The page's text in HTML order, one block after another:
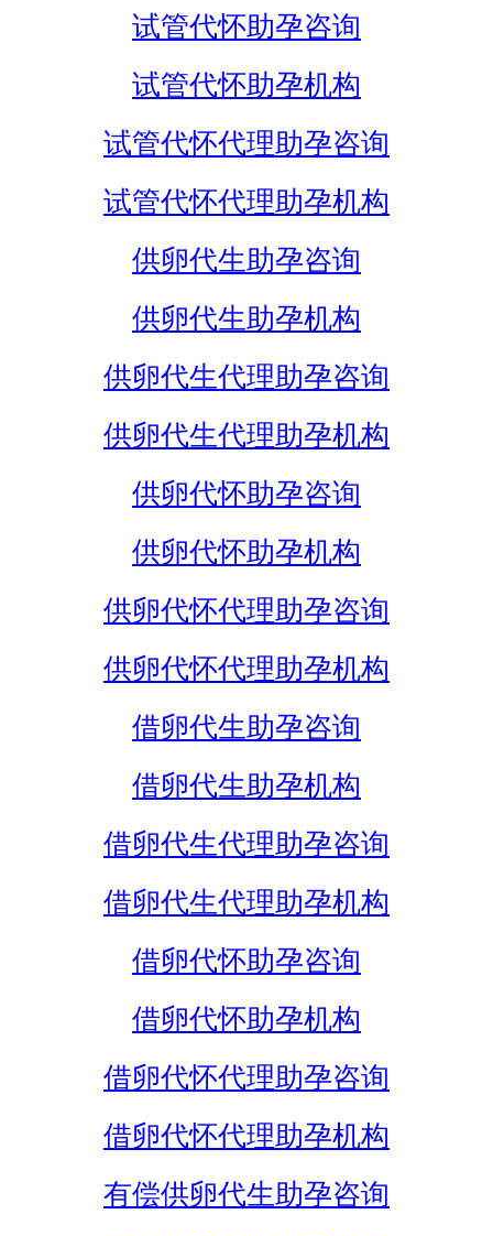
试管代怀助孕咨询
试管代怀助孕机构
试管代怀代理助孕咨询
试管代怀代理助孕机构
供卵代生助孕咨询
供卵代生助孕机构
供卵代生代理助孕咨询
供卵代生代理助孕机构
供卵代怀助孕咨询
供卵代怀助孕机构
供卵代怀代理助孕咨询
供卵代怀代理助孕机构
借卵代生助孕咨询
借卵代生助孕机构
借卵代生代理助孕咨询
借卵代生代理助孕机构
借卵代怀助孕咨询
借卵代怀助孕机构
借卵代怀代理助孕咨询
借卵代怀代理助孕机构
有偿供卵代生助孕咨询